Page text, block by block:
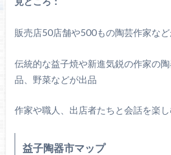
販売店50店舗や500もの陶芸作家な
伝統的な益子焼や新進気鋭の作家の
品、野菜などが出品
作家や職人、出店者たちと会話を楽
益子陶器市マップ